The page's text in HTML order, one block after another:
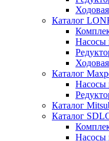
Каталог
Насосы
Каталог
Насосы
Каталог
Каталог
Насосы